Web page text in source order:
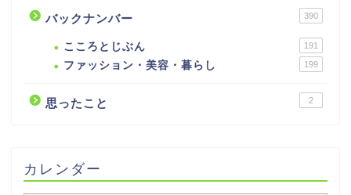
バックナンバー 390
こころとじぶん 191
ファッション・美容・暮らし 199
思ったこと 2
カレンダー